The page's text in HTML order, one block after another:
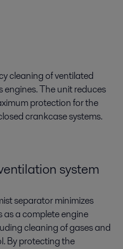
cleaning of ventilated
engines. The unit reduces
protection for the
crankcase systems.
system
separator minimizes
as a complete engine
cleaning of gases and
By protecting the